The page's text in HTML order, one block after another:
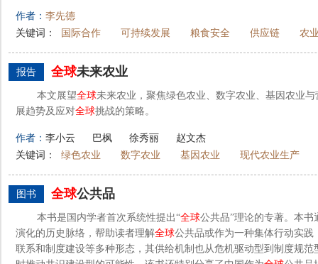
作者： 李先德
关键词：
国际合作 可持续发展 粮食安全 供应链 农
报告 全球未来农业
本文展望全球未来农业，聚焦绿色农业、数字农业、基因农业
展趋势及应对全球挑战的策略。
作者： 李小云 巴枫 徐秀丽
赵文杰
关键词：
绿色农业 数字农业 基因农业 现代农业生产
图书 全球公共品
本书是国内学者首次系统性提出“全球公共品”理论的专著。本书
演化的历史脉络，帮助读者理解全球公共品或作为一种集体行动实
联系和制度建设等多种形态，其供给机制也从危机驱动型到制度规